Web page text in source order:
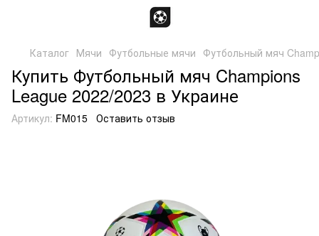
Каталог Мячи Футбольные мячи Футбольный мяч
Купить Футбольный мяч Champions
League 2022/2023 в Украине
Артикул: FM015 Оставить отзыв